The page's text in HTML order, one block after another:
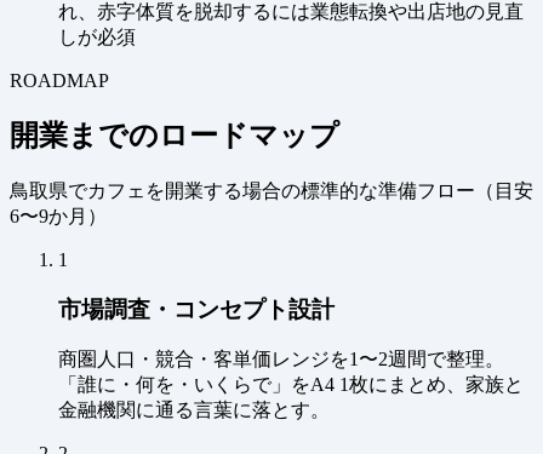
れ、赤字体質を脱却するには業態転換や出店地の見直
しが必須
ROADMAP
開業までのロードマップ
鳥取県でカフェを開業する場合の標準的な準備フロー（ 目安
6〜9か月 ）
1
市場調査・コンセプト設計
商圏人口・競合・客単価レンジを1〜2週間で整理。
「誰に・何を・いくらで」をA4 1枚にまとめ、家族と
金融機関に通る言葉に落とす。